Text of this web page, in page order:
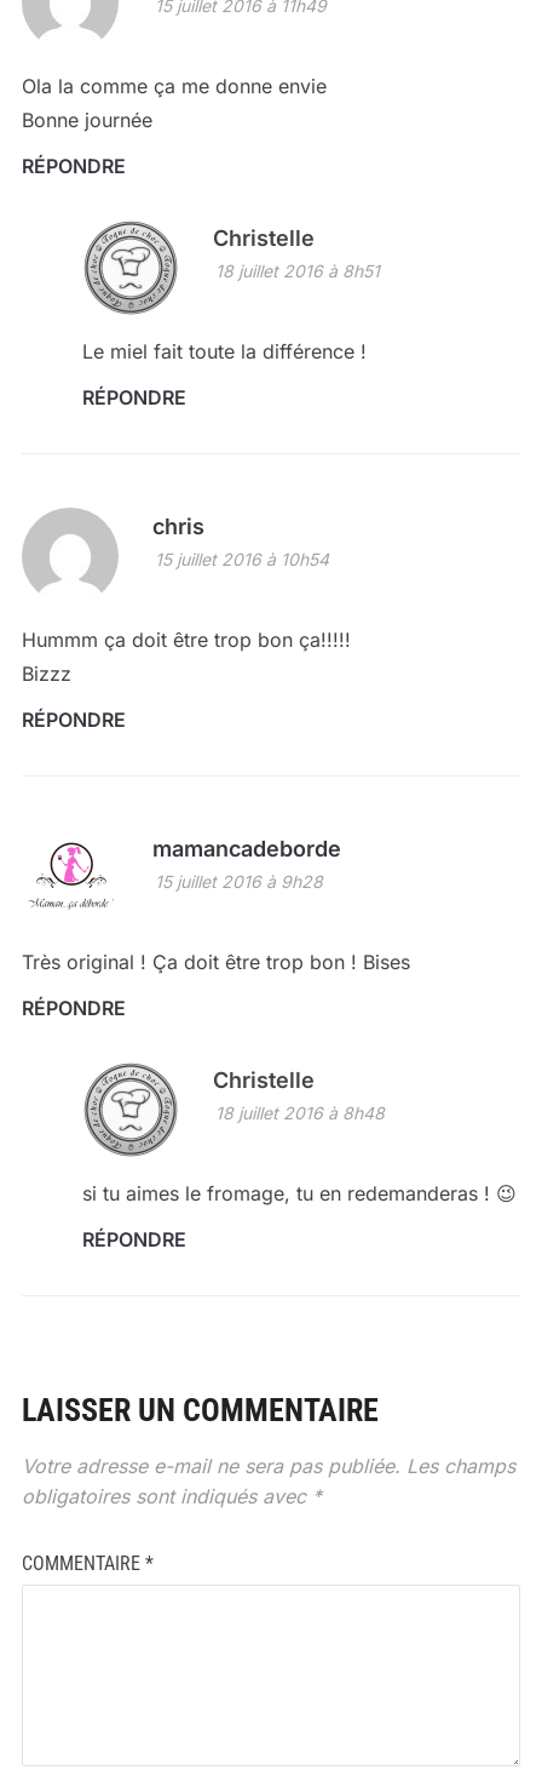
15 juillet 2016 à 11h49
Ola la comme ça me donne envie
Bonne journée
RÉPONDRE
Christelle
18 juillet 2016 à 8h51
Le miel fait toute la différence !
RÉPONDRE
chris
15 juillet 2016 à 10h54
Hummm ça doit être trop bon ça!!!!!
Bizzz
RÉPONDRE
mamancadeborde
15 juillet 2016 à 9h28
Très original ! Ça doit être trop bon ! Bises
RÉPONDRE
Christelle
18 juillet 2016 à 8h48
si tu aimes le fromage, tu en redemanderas ! 😉
RÉPONDRE
LAISSER UN COMMENTAIRE
Votre adresse e-mail ne sera pas publiée. Les champs
obligatoires sont indiqués avec *
COMMENTAIRE *